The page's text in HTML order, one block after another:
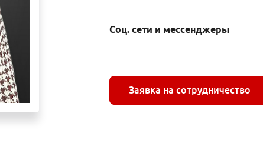
Соц. сети и мессенджеры
Заявка на сотрудничество